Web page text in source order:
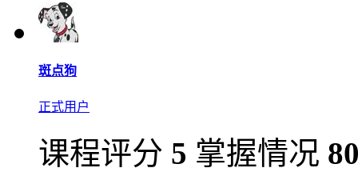
斑点狗
正式用户
课程评分 5 掌握情况